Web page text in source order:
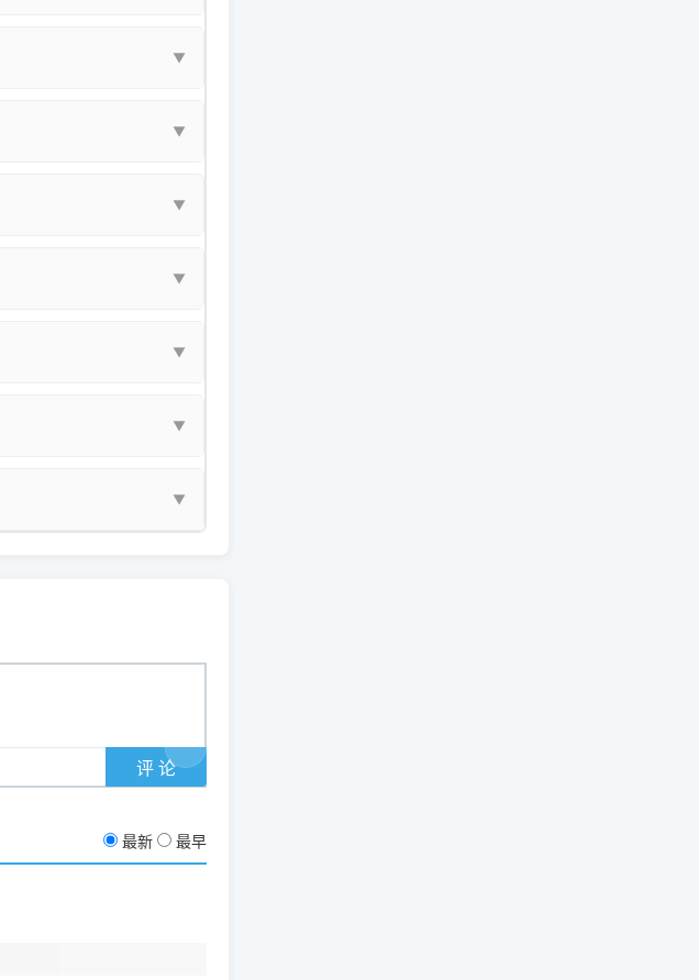
用这个系列中的**基础款
驱动有错或者不能用，
明已经完美兼容，无需纠
印标识
家。
▼
▼
、喷头堵塞。
▼
享方案。
▼
ARM 系统设备，普通的
。
▼
全停止后台服务、彻底
▼
▼
最新 最早